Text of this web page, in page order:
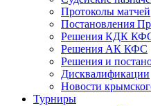
Протоколы матчей
Постановления
Решения КДК
Решения АК КФС
Решения и
Дисквалификации
Новости
Турниры